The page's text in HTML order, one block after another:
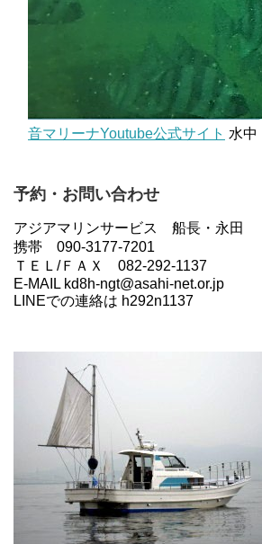
音マリーナYoutube公式サイト 水中
予約・お問い合わせ
アジアマリンサービス 船長・永田
携帯 090-3177-7201
ＴＥＬ/ＦＡＸ 082-292-1137
E-MAIL kd8h-ngt@asahi-net.or.jp
LINEでの連絡は h292n1137